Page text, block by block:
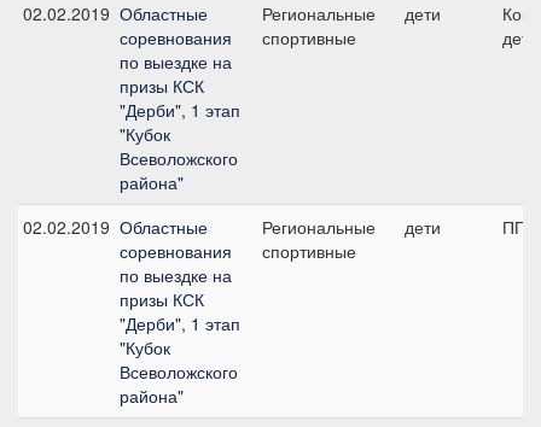
02.02.2019 Областные
соревнования
по выездке на
призы КСК
"Дерби", 1 этап
"Кубок
Всеволожского
района"
Региональные
спортивные
дети
дети
02.02.2019 Областные
соревнования
по выездке на
призы КСК
"Дерби", 1 этап
"Кубок
Всеволожского
района"
Региональные
спортивные
дети ПП